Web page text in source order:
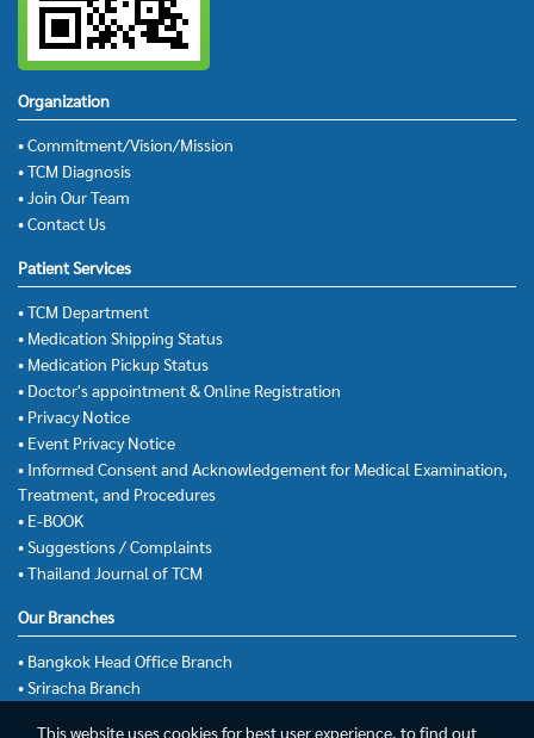
Organization
• Commitment/Vision/Mission
• TCM Diagnosis
• Join Our Team
• Contact Us
Patient Services
• TCM Department
• Medication Shipping Status
• Medication Pickup Status
• Doctor's appointment & Online Registration
• Privacy Notice
• Event Privacy Notice
• Informed Consent and Acknowledgement for Medical Examination,
Treatment, and Procedures
• E-BOOK
• Suggestions / Complaints
• Thailand Journal of TCM
Our Branches
• Bangkok Head Office Branch
• Sriracha Branch
This website uses cookies for best user experience, to find out